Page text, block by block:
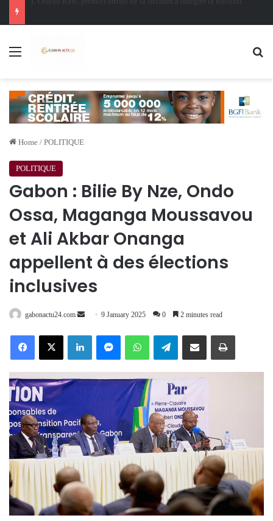
Menu
Home / POLITIQUE
POLITIQUE
Gabon : Bilie By Nze, Ondo
Ossa, Maganga Moussavou
et Ali Akbar Onanga
appellent à des élections
inclusives
gabonactu24.com
Send 9 January 2025 0 2 minutes read
FacebookX LinkedInMessengerWhatsAppTelegramShare via Email Print